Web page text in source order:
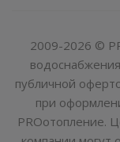
2009-2026 ©
публичной
при
PROотопление.